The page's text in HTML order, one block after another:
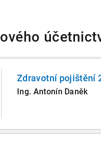
Zdravotní pojištění
Ing. Antonín Daněk